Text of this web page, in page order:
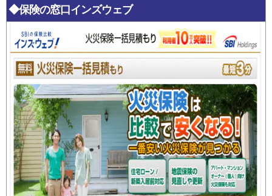
◆保険の窓口インズウェブ